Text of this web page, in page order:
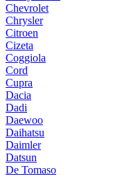
Chevrolet
Chrysler
Citroen
Cizeta
Coggiola
Cord
Cupra
Dacia
Dadi
Daewoo
Daihatsu
Daimler
Datsun
De Tomaso